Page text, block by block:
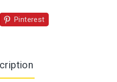
Pinterest